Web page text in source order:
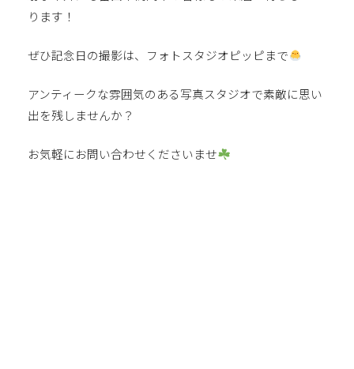
ります！
ぜひ記念日の撮影は、フォトスタジオピッピまで
アンティークな雰囲気のある写真スタジオで素敵に思い
出を残しませんか？
お気軽にお問い合わせくださいませ